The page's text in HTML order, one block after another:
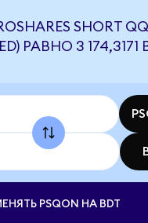
SHORT
РАВНО 3 174,3171
PSQON НА BDT